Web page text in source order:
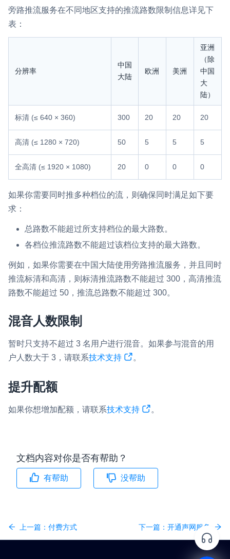
云市场
云端录制
本地服务端录制
旁路推流
输入在线媒体流
RTMP 网关
RTC 服务端 SDK
PPT 转码服务
快速高效的文档转换解决方案
全周期通话质量检测、回溯和分析方案
开通和管理声网各项产品服务的统一入口
低代码应用平台
灵动会议 NEW
低代码集成、灵活定制、超低延时的音视频会议
旁路推流服务在不同地区支持的推流路数限制信息详见下
表：
分辨率
中国
大陆
欧洲 美洲
亚洲
（除
中国
大
陆）
标清 (≤ 640 × 360) 300 20 20 20
高清 (≤ 1280 × 720) 50 5 5 5
全高清 (≤ 1920 × 1080) 20 0 0 0
如果你需要同时推多种档位的流，则确保同时满足如下要
求：
总路数不能超过所支持档位的最大路数。
各档位推流路数不能超过该档位支持的最大路数。
例如，如果你需要在中国大陆使用旁路推流服务，并且同时
推流标清和高清，则标清推流路数不能超过 300，高清推流
路数不能超过 50，推流总路数不能超过 300。
混音人数限制
暂时只支持不超过 3 名用户进行混音。如果参与混音的用
户人数大于 3，请联系技术支持 。
提升配额
如果你想增加配额，请联系技术支持 。
文档内容对你是否有帮助？
有帮助 没帮助
上一篇： 付费方式 下一篇： 开通声网服务